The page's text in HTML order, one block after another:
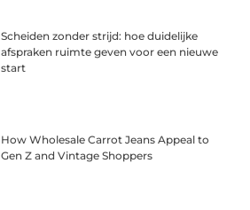
Scheiden zonder strijd: hoe duidelijke
afspraken ruimte geven voor een nieuwe
start
How Wholesale Carrot Jeans Appeal to
Gen Z and Vintage Shoppers